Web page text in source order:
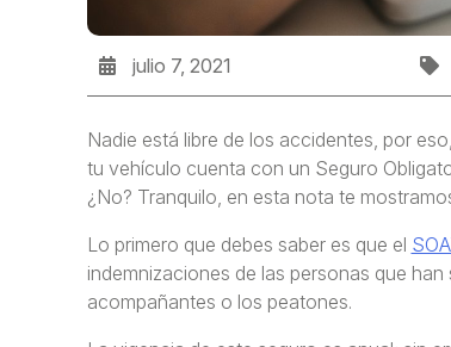
julio 7, 2021
Nadie está libre de los accidentes, por
tu vehículo cuenta con un Seguro
¿No? Tranquilo, en esta nota te
Lo primero que debes saber es que el
indemnizaciones de las personas que
acompañantes o los peatones.